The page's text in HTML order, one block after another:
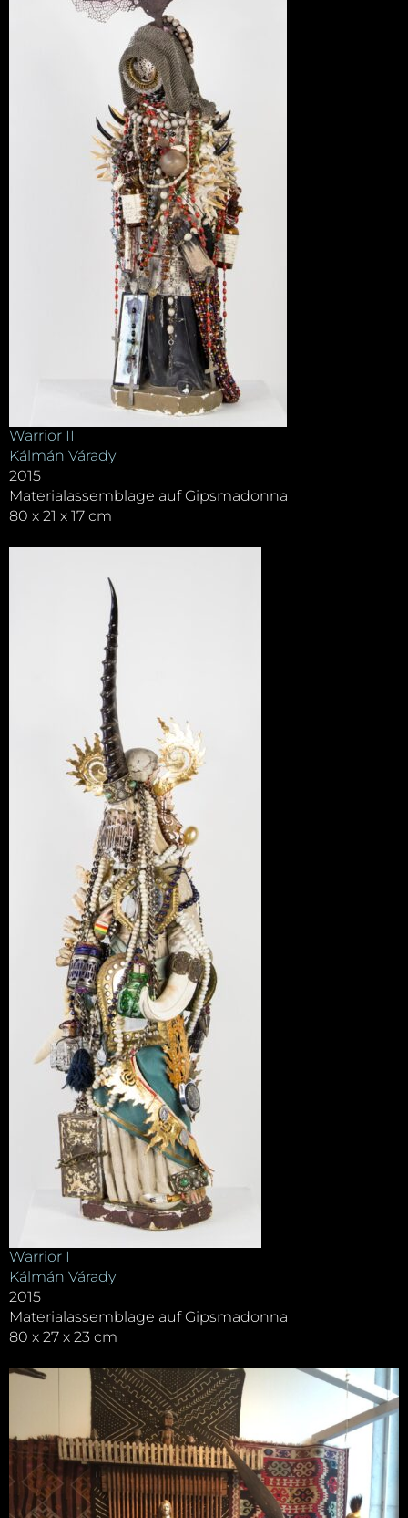
Warrior II
Kálmán Várady
2015
Materialassemblage auf Gipsmadonna
80 x 21 x 17 cm
Warrior I
Kálmán Várady
2015
Materialassemblage auf Gipsmadonna
80 x 27 x 23 cm